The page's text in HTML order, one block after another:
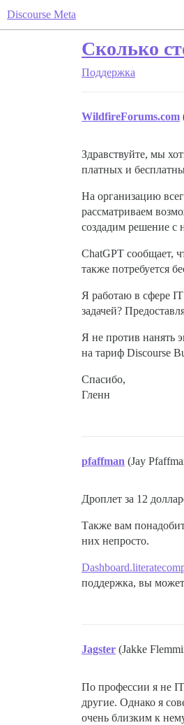
Discourse Meta
Сколько
Поддержка
WildfireForums.com
Здравствуйте, мы
платных и
На организацию
рассматриваем
создадим решение с
ChatGPT сообщает,
также потребуется
Я работаю в сфере IT
задачей?
Я не против нанять
на тариф Discourse
Спасибо,
Гленн
pfaffman (Jay
Дроплет за 12
Также вам
них непросто.
поддержка, вы
Jagster (Jakke
По профессии я не
другие. Однако я
очень близким к